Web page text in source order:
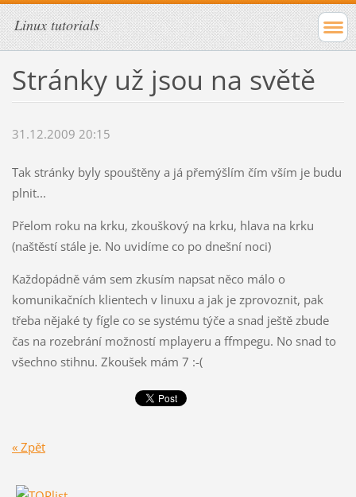
Linux tutorials
Stránky už jsou na světě
31.12.2009 20:15
Tak stránky byly spouštěny a já přemýšlím čím vším je budu
plnit...
Přelom roku na krku, zkouškový na krku, hlava na krku
(naštěstí stále je. No uvidíme co po dnešní noci)
Každopádně vám sem zkusím napsat něco málo o
komunikačních klientech v linuxu a jak je zprovoznit, pak
třeba nějaké ty fígle co se systému týče a snad ještě zbude
čas na rozebrání možností mplayeru a ffmpegu. No snad to
všechno stihnu. Zkoušek mám 7 :-(
« Zpět